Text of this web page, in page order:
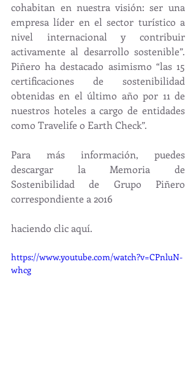
cohabitan en nuestra visión: ser una
empresa líder en el sector turístico a
nivel internacional y contribuir
activamente al desarrollo sostenible”.
Piñero ha destacado asimismo “las 15
certificaciones de sostenibilidad
obtenidas en el último año por 11 de
nuestros hoteles a cargo de entidades
como Travelife o Earth Check”.
Para más información, puedes
descargar la Memoria de
Sostenibilidad de Grupo Piñero
correspondiente a 2016
haciendo clic aquí.
https://www.youtube.com/watch?v=CPnluN-
whcg